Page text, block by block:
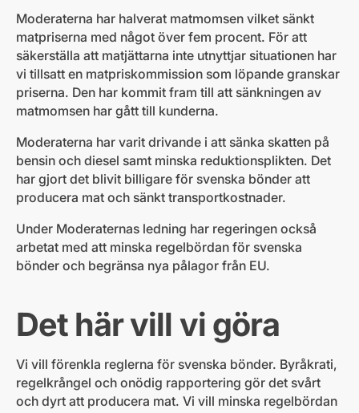
Moderaterna har halverat matmomsen vilket sänkt
matpriserna med något över fem procent. För att
säkerställa att matjättarna inte utnyttjar situationen har
vi tillsatt en matpriskommission som löpande granskar
priserna. Den har kommit fram till att sänkningen av
matmomsen har gått till kunderna.
Moderaterna har varit drivande i att sänka skatten på
bensin och diesel samt minska reduktionsplikten. Det
har gjort det blivit billigare för svenska bönder att
producera mat och sänkt transportkostnader.
Under Moderaternas ledning har regeringen också
arbetat med att minska regelbördan för svenska
bönder och begränsa nya pålagor från EU.
Det här vill vi göra
Vi vill förenkla reglerna för svenska bönder. Byråkrati,
regelkrångel och onödig rapportering gör det svårt
och dyrt att producera mat. Vi vill minska regelbördan